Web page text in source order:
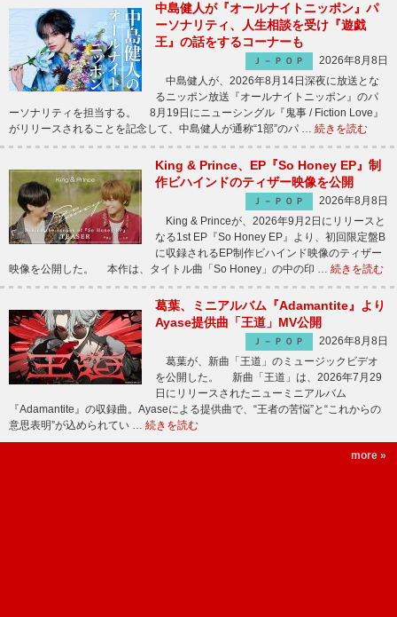
中島健人が『オールナイトニッポン』パ
ーソナリティ、人生相談を受け『遊戯
王』の話をするコーナーも
Ｊ－ＰＯＰ
2026年8月8日
中島健人が、2026年8月14日深夜に放送とな
るニッポン放送『オールナイトニッポン』のパ
ーソナリティを担当する。 8月19日にニューシングル『鬼事 / Fiction Love』
がリリースされることを記念して、中島健人が通称“1部”のパ … 続きを読む
King & Prince、EP『So Honey EP』制
作ビハインドのティザー映像を公開
Ｊ－ＰＯＰ
2026年8月8日
King & Princeが、2026年9月2日にリリースと
なる1st EP『So Honey EP』より、初回限定盤B
に収録されるEP制作ビハインド映像のティザー
映像を公開した。 本作は、タイトル曲「So Honey」の中の印 … 続きを読む
葛葉、ミニアルバム『Adamantite』より
Ayase提供曲「王道」MV公開
Ｊ－ＰＯＰ
2026年8月8日
葛葉が、新曲「王道」のミュージックビデオ
を公開した。 新曲「王道」は、2026年7月29
日にリリースされたニューミニアルバム
『Adamantite』の収録曲。Ayaseによる提供曲で、“王者の苦悩”と“これからの
意思表明”が込められてい … 続きを読む
more »